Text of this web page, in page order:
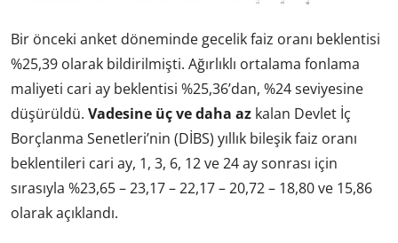
Bir önceki anket döneminde gecelik faiz oranı beklentisi
%25,39 olarak bildirilmişti. Ağırlıklı ortalama fonlama
maliyeti cari ay beklentisi %25,36’dan, %24 seviyesine
düşürüldü. Vadesine üç ve daha az kalan Devlet İç
Borçlanma Senetleri’nin (DİBS) yıllık bileşik faiz oranı
beklentileri cari ay, 1, 3, 6, 12 ve 24 ay sonrası için
sırasıyla %23,65 – 23,17 – 22,17 – 20,72 – 18,80 ve 15,86
olarak açıklandı.